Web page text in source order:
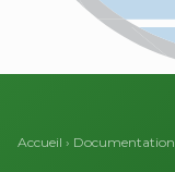
Accueil › Documentation